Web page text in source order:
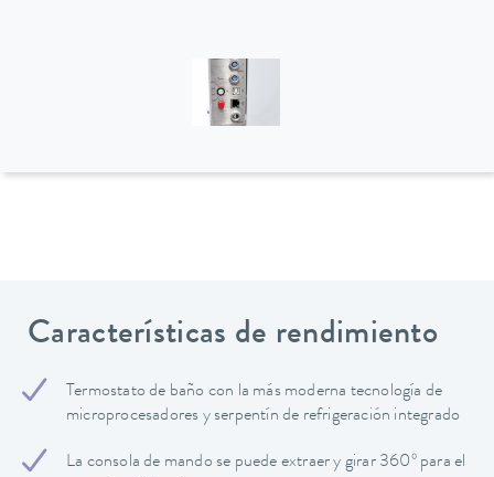
Características de rendimiento
Termostato de baño con la más moderna tecnología de
microprocesadores y serpentín de refrigeración integrado
La consola de mando se puede extraer y girar 360º para el